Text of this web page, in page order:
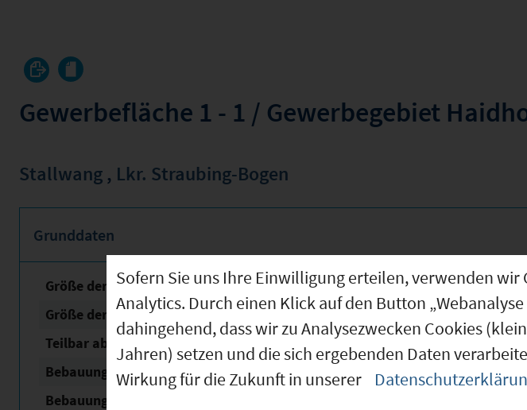
Gewerbefläche 1 - 1 / Gewerbegebiet
Stallwang , Lkr. Straubing-Bogen
Grunddaten
Größe der unbebauten Fläche
5.900 m²
Größe der Fläche mit Baurecht
36.964 m²
Teilbar ab
1.000 m²
Bebauungsplan Nr. / Name
GE Haidhof-Au
Bebauungsplan Status
Sofern Sie uns Ihre Einwilligung erteilen, verwenden
Analytics. Durch einen Klick auf den Button
dahingehend, dass wir zu Analysezwecken Cookies
Jahren) setzen und die sich ergebenden Daten
Wirkung für die Zukunft in unserer